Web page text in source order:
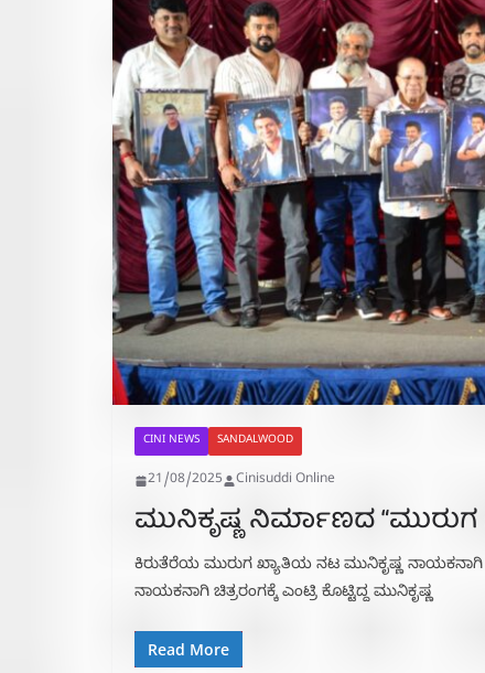
CINI NEWS SANDALWOOD
21/08/2025 Cinisuddi Online
ಮುನಿಕೃಷ್ಣ ನಿರ್ಮಾಣದ
ಕಿರುತೆರೆಯ ಮುರುಗ ಖ್ಯಾತಿಯ ನಟ ಮುನಿಕೃಷ್ಣ ನಾಯಕನಾಗಿ
ನಾಯಕನಾಗಿ ಚಿತ್ರರಂಗಕ್ಕೆ ಎಂಟ್ರಿ ಕೊಟ್ಟಿದ್ದ ಮುನಿಕೃಷ್ಣ
Read More